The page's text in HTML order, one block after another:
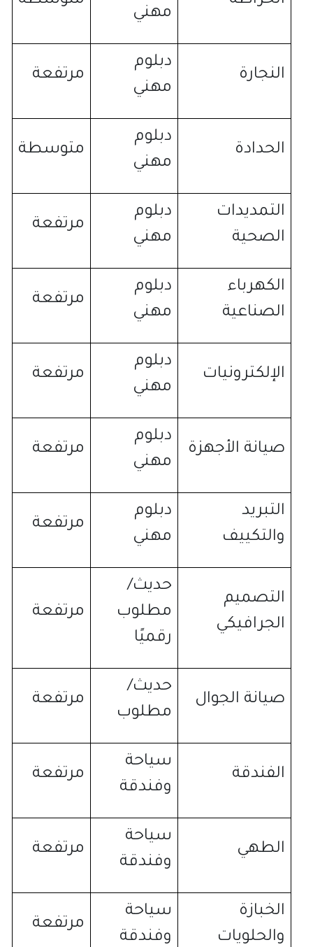
مهني
النجارة
دبلوم
مهني
مرتفعة
الحدادة
دبلوم
مهني
متوسطة
التمديدات
الصحية
دبلوم
مهني
مرتفعة
الكهرباء
الصناعية
دبلوم
مهني
مرتفعة
الإلكترونيات
دبلوم
مهني
مرتفعة
صيانة الأجهزة
دبلوم
مهني
مرتفعة
التبريد
والتكييف
دبلوم
مهني
مرتفعة
التصميم
الجرافيكي
حديث/
مطلوب
رقميًا
مرتفعة
صيانة الجوال
حديث/
مطلوب
مرتفعة
الفندقة
سياحة
وفندقة
مرتفعة
الطهي
سياحة
وفندقة
مرتفعة
الخبازة
والحلويات
سياحة
وفندقة
مرتفعة